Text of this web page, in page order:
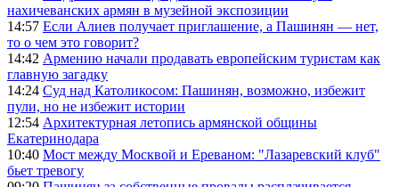
нахичеванских армян в музейной экспозиции
14:57 Если Алиев получает приглашение, а Пашинян — нет,
то о чем это говорит?
14:42 Армению начали продавать европейским туристам как
главную загадку
14:24 Суд над Католикосом: Пашинян, возможно, избежит
пули, но не избежит истории
12:54 Архитектурная летопись армянской общины
Екатеринодара
10:40 Мост между Москвой и Ереваном: "Лазаревский клуб"
бьет тревогу